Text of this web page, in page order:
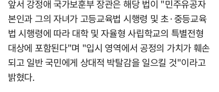
앞서 강정애 국가보훈부 장관은 해당 법이 "민주유공자
본인과 그의 자녀가 고등교육법 시행령 및 초·중등교육
법 시행령에 따라 대학 및 자율형 사립학교의 특별전형
대상에 포함된다"며 "입시 영역에서 공정의 가치가 훼손
되고 일반 국민에게 상대적 박탈감을 일으킬 것"이라고
밝혔다.